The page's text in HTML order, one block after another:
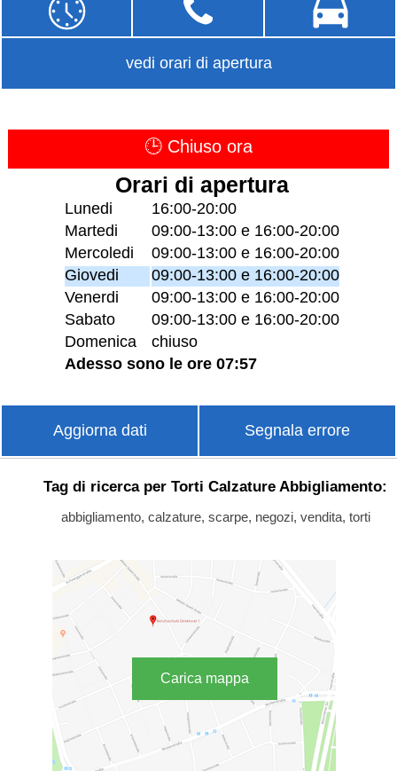
vedi orari di apertura
🕒 Chiuso ora
Orari di apertura
Lunedi
16:00-20:00
Martedi
09:00-13:00 e 16:00-20:00
Mercoledi
09:00-13:00 e 16:00-20:00
Giovedi
09:00-13:00 e 16:00-20:00
Venerdi
09:00-13:00 e 16:00-20:00
Sabato
09:00-13:00 e 16:00-20:00
Domenica
chiuso
Adesso sono le ore 07:57
Aggiorna dati Segnala errore
Tag di ricerca per Torti Calzature Abbigliamento:
abbigliamento, calzature, scarpe, negozi, vendita, torti
Carica mappa